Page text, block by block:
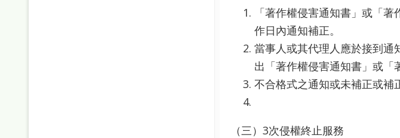
「著作權侵害通知書」或「
作日內通知補正。
當事人或其代理人應於接到通
出「著作權侵害通知書」或「
不合格式之通知或未補正或補
（三）3次侵權終止服務